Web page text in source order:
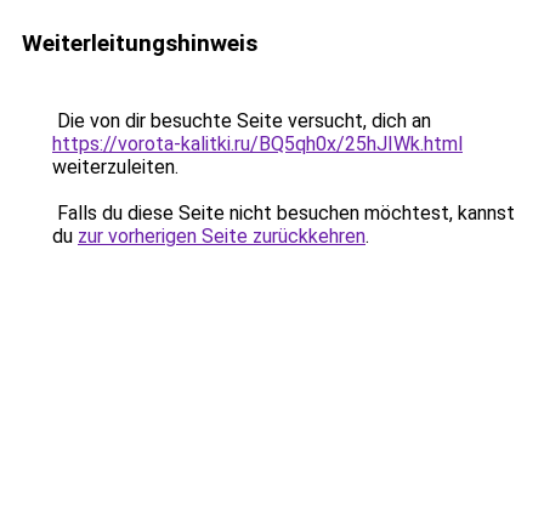
Weiterleitungshinweis
Die von dir besuchte Seite versucht, dich an
https://vorota-kalitki.ru/BQ5qh0x/25hJIWk.html
weiterzuleiten.
Falls du diese Seite nicht besuchen möchtest, kannst
du zur vorherigen Seite zurückkehren.